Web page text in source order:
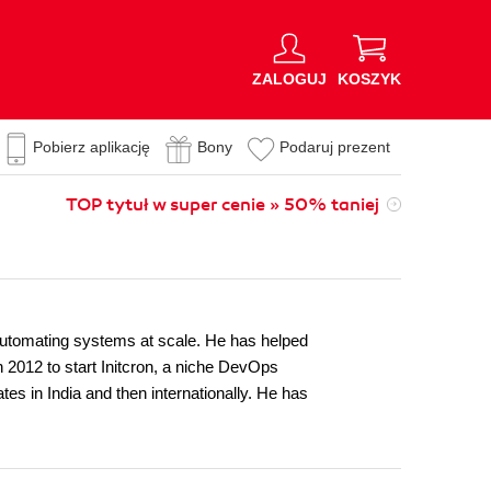
ZALOGUJ KOSZYK
Pobierz aplikację Bony Podaruj prezent
TOP tytuł w super cenie » 50% taniej
systems at scale. He has helped
to start Initcron, a niche DevOps
in India and then internationally. He has